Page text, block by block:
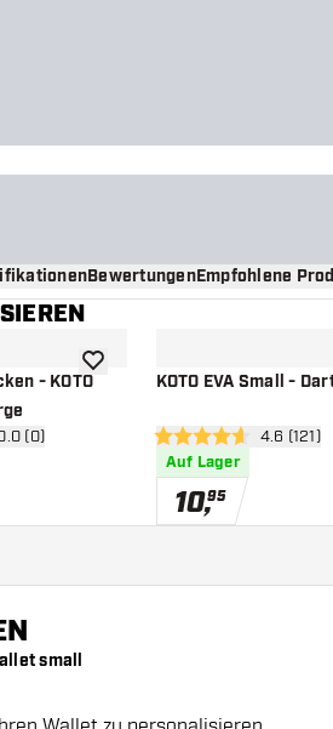
BewertungenEmpfohlene
- KOTO
öffnen
(0)
Zur Wunschliste hinzufügen
KOTO EVA Small -
4.6 Bewertungssterne
4.6 (121)
Auf Lager
10,95
small